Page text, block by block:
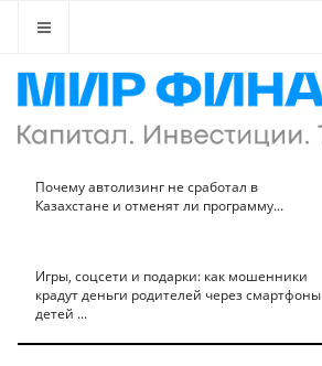
Почему автолизинг не сработал в
Казахстане и отменят ли программу...
Игры, соцсети и подарки: как мошенники
крадут деньги родителей через смартфоны
детей ...